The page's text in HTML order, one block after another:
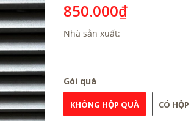
850.000₫
Nhà sản xuất:
Gói quà
KHÔNG HỘP QUÀ CÓ